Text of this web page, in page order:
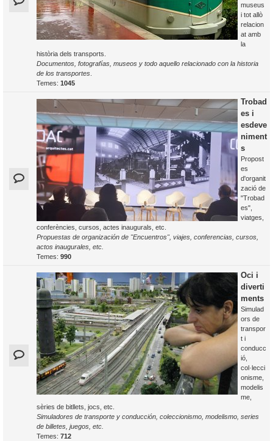
museus
i tot allò
relacion
at amb
la
història dels transports.
Documentos, fotografías, museos y todo aquello relacionado con la historia
de los transportes
Temes: 1045
Trobad
es i
esdeve
niment
s
Propost
es
d'organit
zació de
"Trobad
es",
viatges,
conferències, cursos, actes inaugurals, etc.
Propuestas de organización de "Encuentros", viajes, conferencias, cursos,
actos inaugurales, etc.
Temes: 990
Oci i
diverti
ments
Simulad
ors de
transpor
t i
conducc
ió,
col·lecci
onisme,
modelis
me,
sèries de bitllets, jocs, etc.
Simuladores de transporte y conducción, coleccionismo, modelismo, series
de billetes, juegos, etc.
Temes: 712